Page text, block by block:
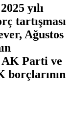
yılı
tartışması
Ağustos
AK Parti ve
borçlarının